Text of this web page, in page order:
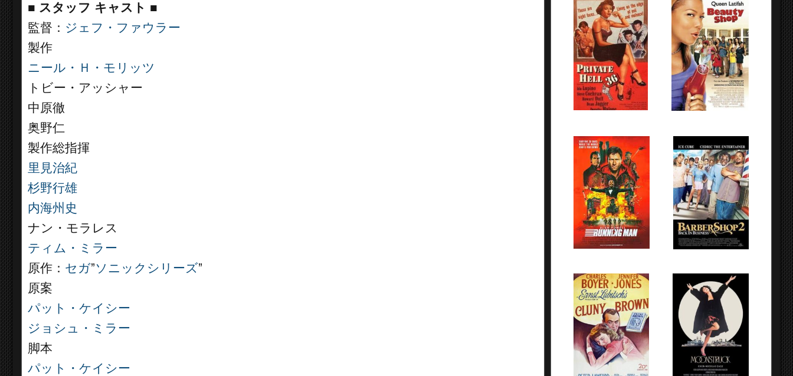
■ スタッフ キャスト ■
監督： ジェフ・ファウラー
製作
ニール・Ｈ・モリッツ
トビー・アッシャー
中原徹
奥野仁
製作総指揮
里見治紀
杉野行雄
内海州史
ナン・モラレス
ティム・ミラー
原作： セガ”ソニックシリーズ”
原案
パット・ケイシー
ジョシュ・ミラー
脚本
パット・ケイシー